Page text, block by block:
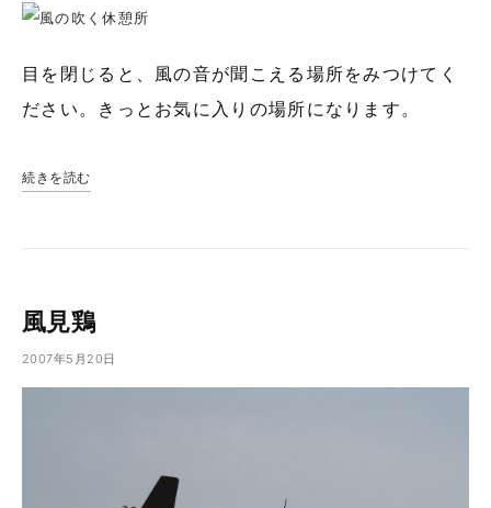
目を閉じると、風の音が聞こえる場所をみつけてく
ださい。きっとお気に入りの場所になります。
続きを読む
風見鶏
2007年5月20日